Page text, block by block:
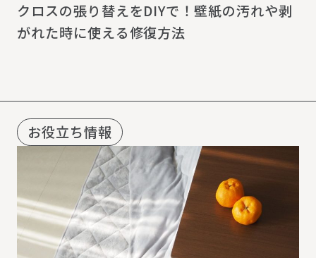
クロスの張り替えをDIYで！壁紙の汚れや剥
がれた時に使える修復方法
お役立ち情報